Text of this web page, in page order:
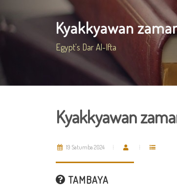
Kyakkyawan
Egypt's Dar Al-Ifta
Kyakkyawan
19 Satumba 2024
TAMBAYA